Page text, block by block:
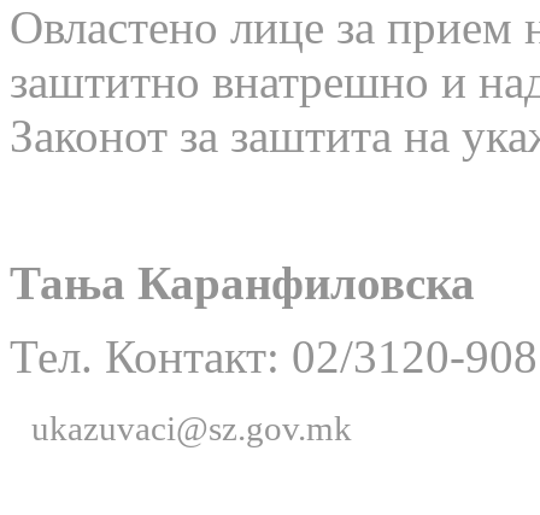
Овластено лице за прием
заштитно внатрешно и
Законот за заштита на
Тања Каранфиловска
Тел. Контакт: 02/3120-908
ukazuvaci@sz.gov.mk